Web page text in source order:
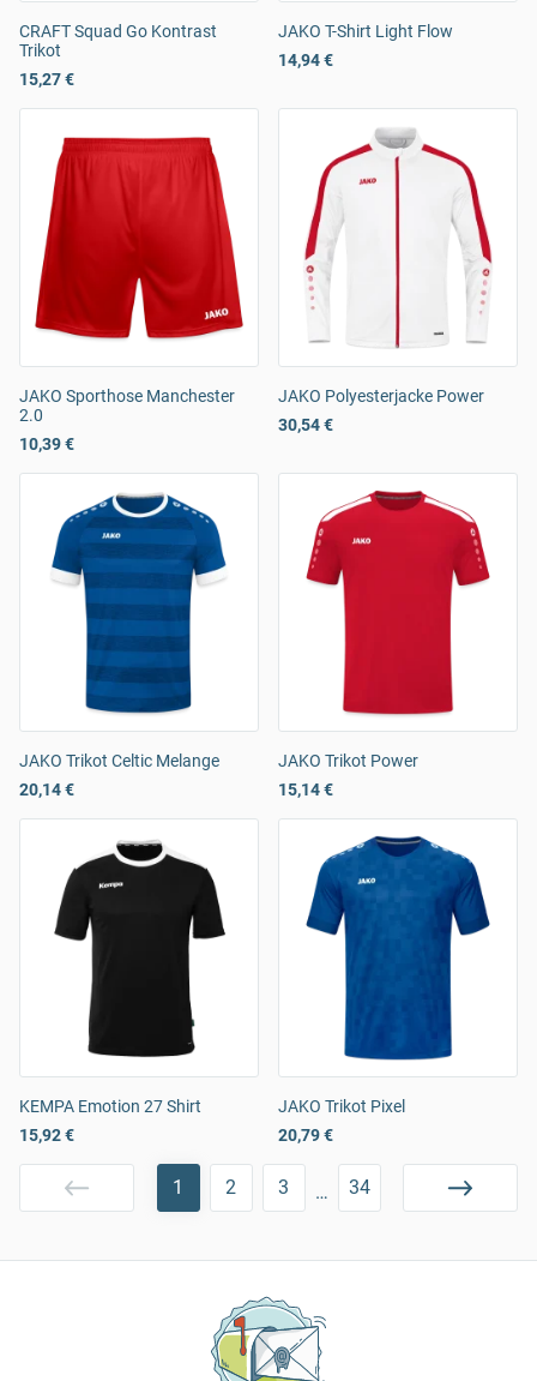
CRAFT Squad Go Kontrast
Trikot
15,27 €
JAKO T-Shirt Light Flow
14,94 €
JAKO Sporthose Manchester
2.0
10,39 €
JAKO Polyesterjacke Power
30,54 €
JAKO Trikot Celtic Melange
20,14 €
JAKO Trikot Power
15,14 €
KEMPA Emotion 27 Shirt
15,92 €
JAKO Trikot Pixel
20,79 €
1 2 3 … 34